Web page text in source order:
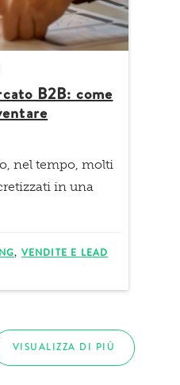
B2B: come
nel tempo, molti
in una
, VENDITE E LEAD
VISUALIZZA DI PIÙ